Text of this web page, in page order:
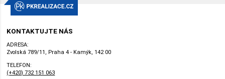
KONTAKTUJTE NÁS
ADRESA:
Zvolská 789/11, Praha 4 - Kamýk, 142 00
TELEFON:
(+420) 732 151 063